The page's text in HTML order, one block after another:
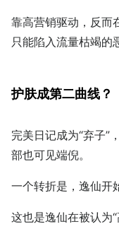
靠高营销驱动，反而
只能陷入流量枯竭的
护肤成第二曲线？
完美日记成为“弃子”
部也可见端倪。
一个转折是，逸仙开
这也是逸仙在被认为